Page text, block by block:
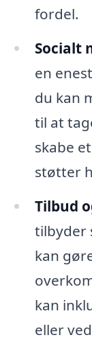
fordel.
Socialt
en
du kan
til at
skabe
støtter
Tilbud
tilbyder
kan
kan
eller